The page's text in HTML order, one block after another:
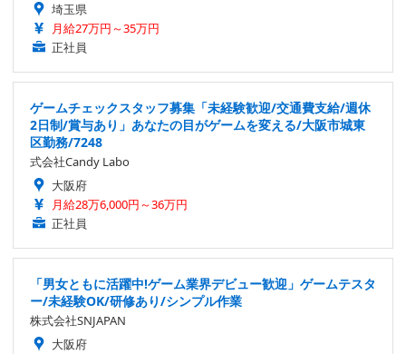
埼玉県
月給27万円～35万円
正社員
ゲームチェックスタッフ募集「未経験歓迎/交通費支給/週休
2日制/賞与あり」あなたの目がゲームを変える/大阪市城東
区勤務/7248
式会社Candy Labo
大阪府
月給28万6,000円～36万円
正社員
「男女ともに活躍中!ゲーム業界デビュー歓迎」ゲームテスタ
ー/未経験OK/研修あり/シンプル作業
株式会社SNJAPAN
大阪府